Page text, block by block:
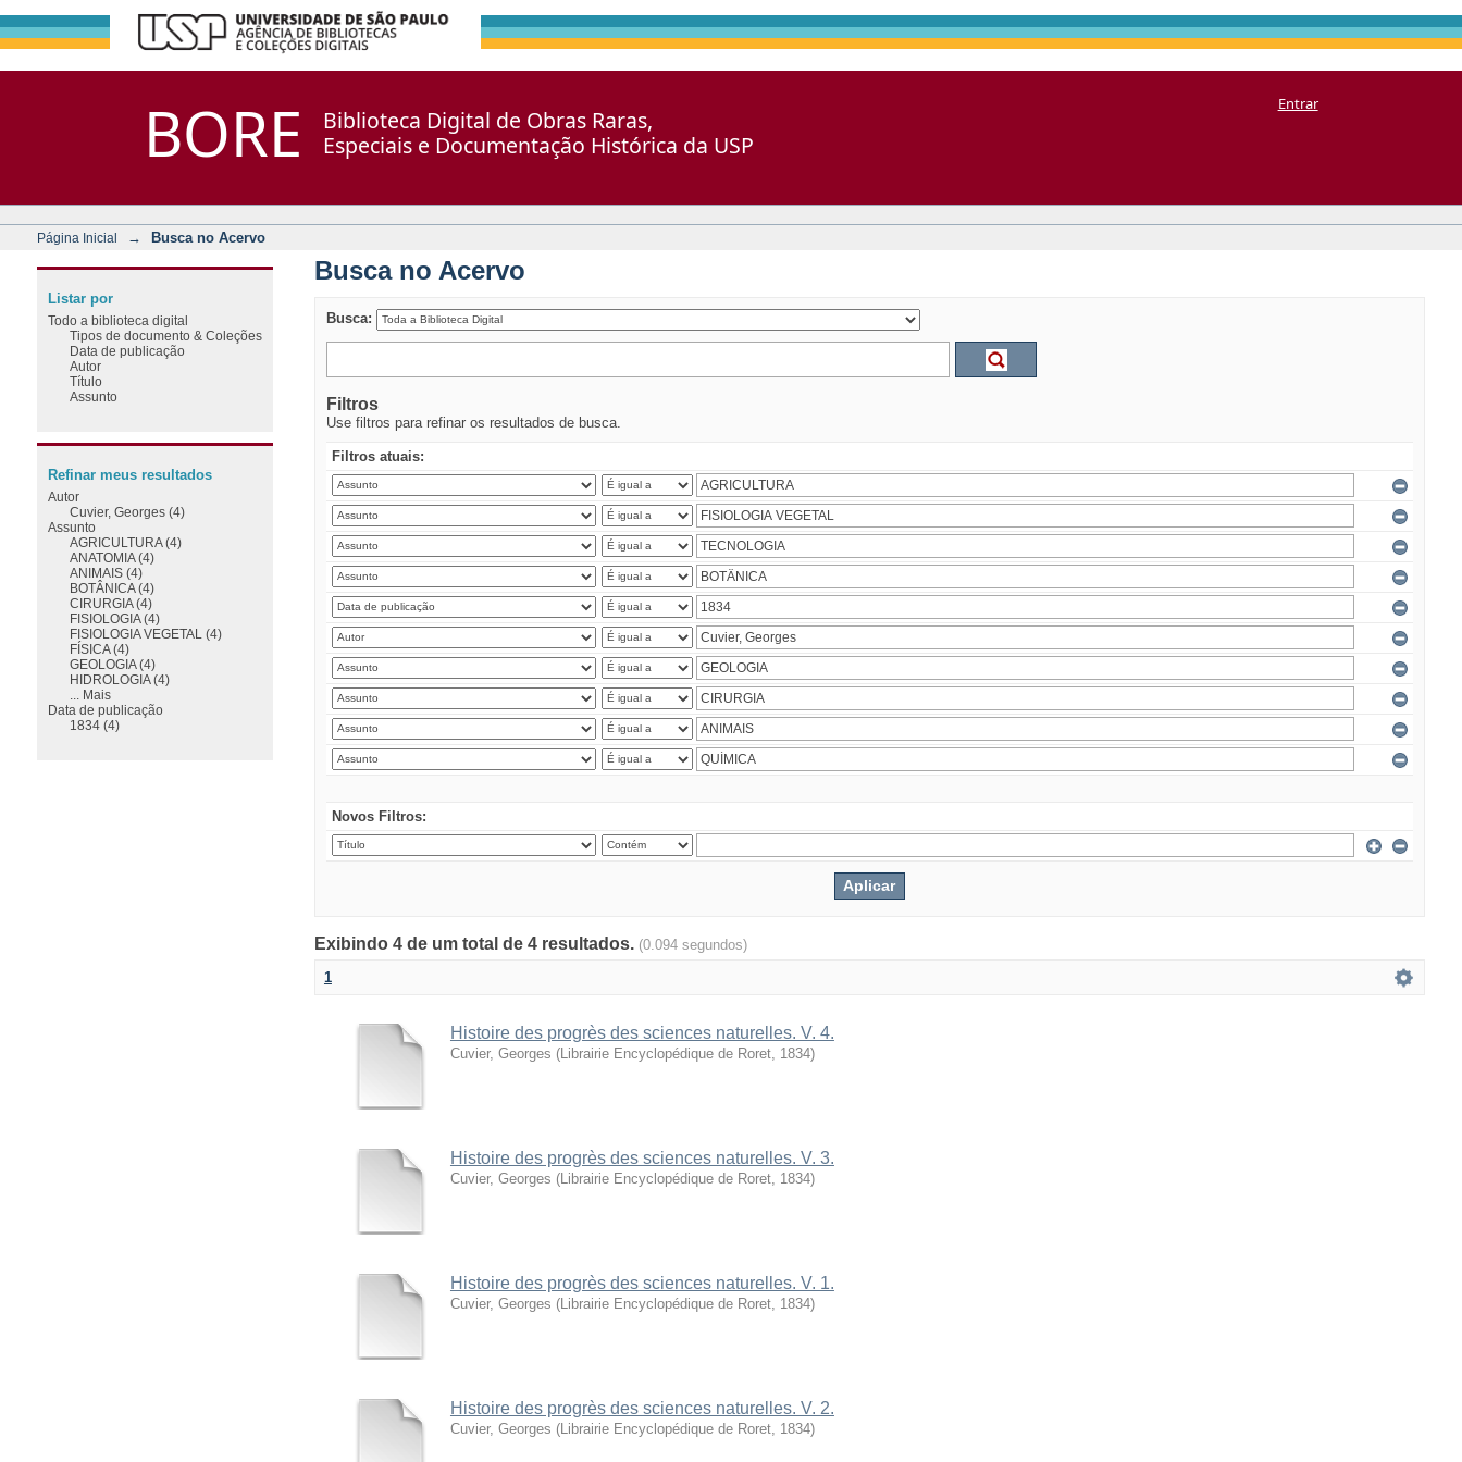
BORE
Biblioteca Digital de Obras Raras,
Especiais e Documentação Histórica da USP
Entrar
Página Inicial → Busca no Acervo
Busca no Acervo
Busca:
Filtros
Use filtros para refinar os resultados de busca.
Filtros atuais:
Novos Filtros:
Exibindo 4 de um total de 4 resultados. (0.094 segundos)
1
Histoire des progrès des sciences naturelles. V. 4.
Cuvier, Georges (Librairie Encyclopédique de Roret, 1834)
Histoire des progrès des sciences naturelles. V. 3.
Cuvier, Georges (Librairie Encyclopédique de Roret, 1834)
Histoire des progrès des sciences naturelles. V. 1.
Cuvier, Georges (Librairie Encyclopédique de Roret, 1834)
Histoire des progrès des sciences naturelles. V. 2.
Cuvier, Georges (Librairie Encyclopédique de Roret, 1834)
Listar por
Todo a biblioteca digital
Tipos de documento & Coleções
Data de publicação
Autor
Título
Assunto
Refinar meus resultados
Autor
Cuvier, Georges (4)
Assunto
AGRICULTURA (4)
ANATOMIA (4)
ANIMAIS (4)
BOTÂNICA (4)
CIRURGIA (4)
FISIOLOGIA (4)
FISIOLOGIA VEGETAL (4)
FÍSICA (4)
GEOLOGIA (4)
HIDROLOGIA (4)
... Mais
Data de publicação
1834 (4)